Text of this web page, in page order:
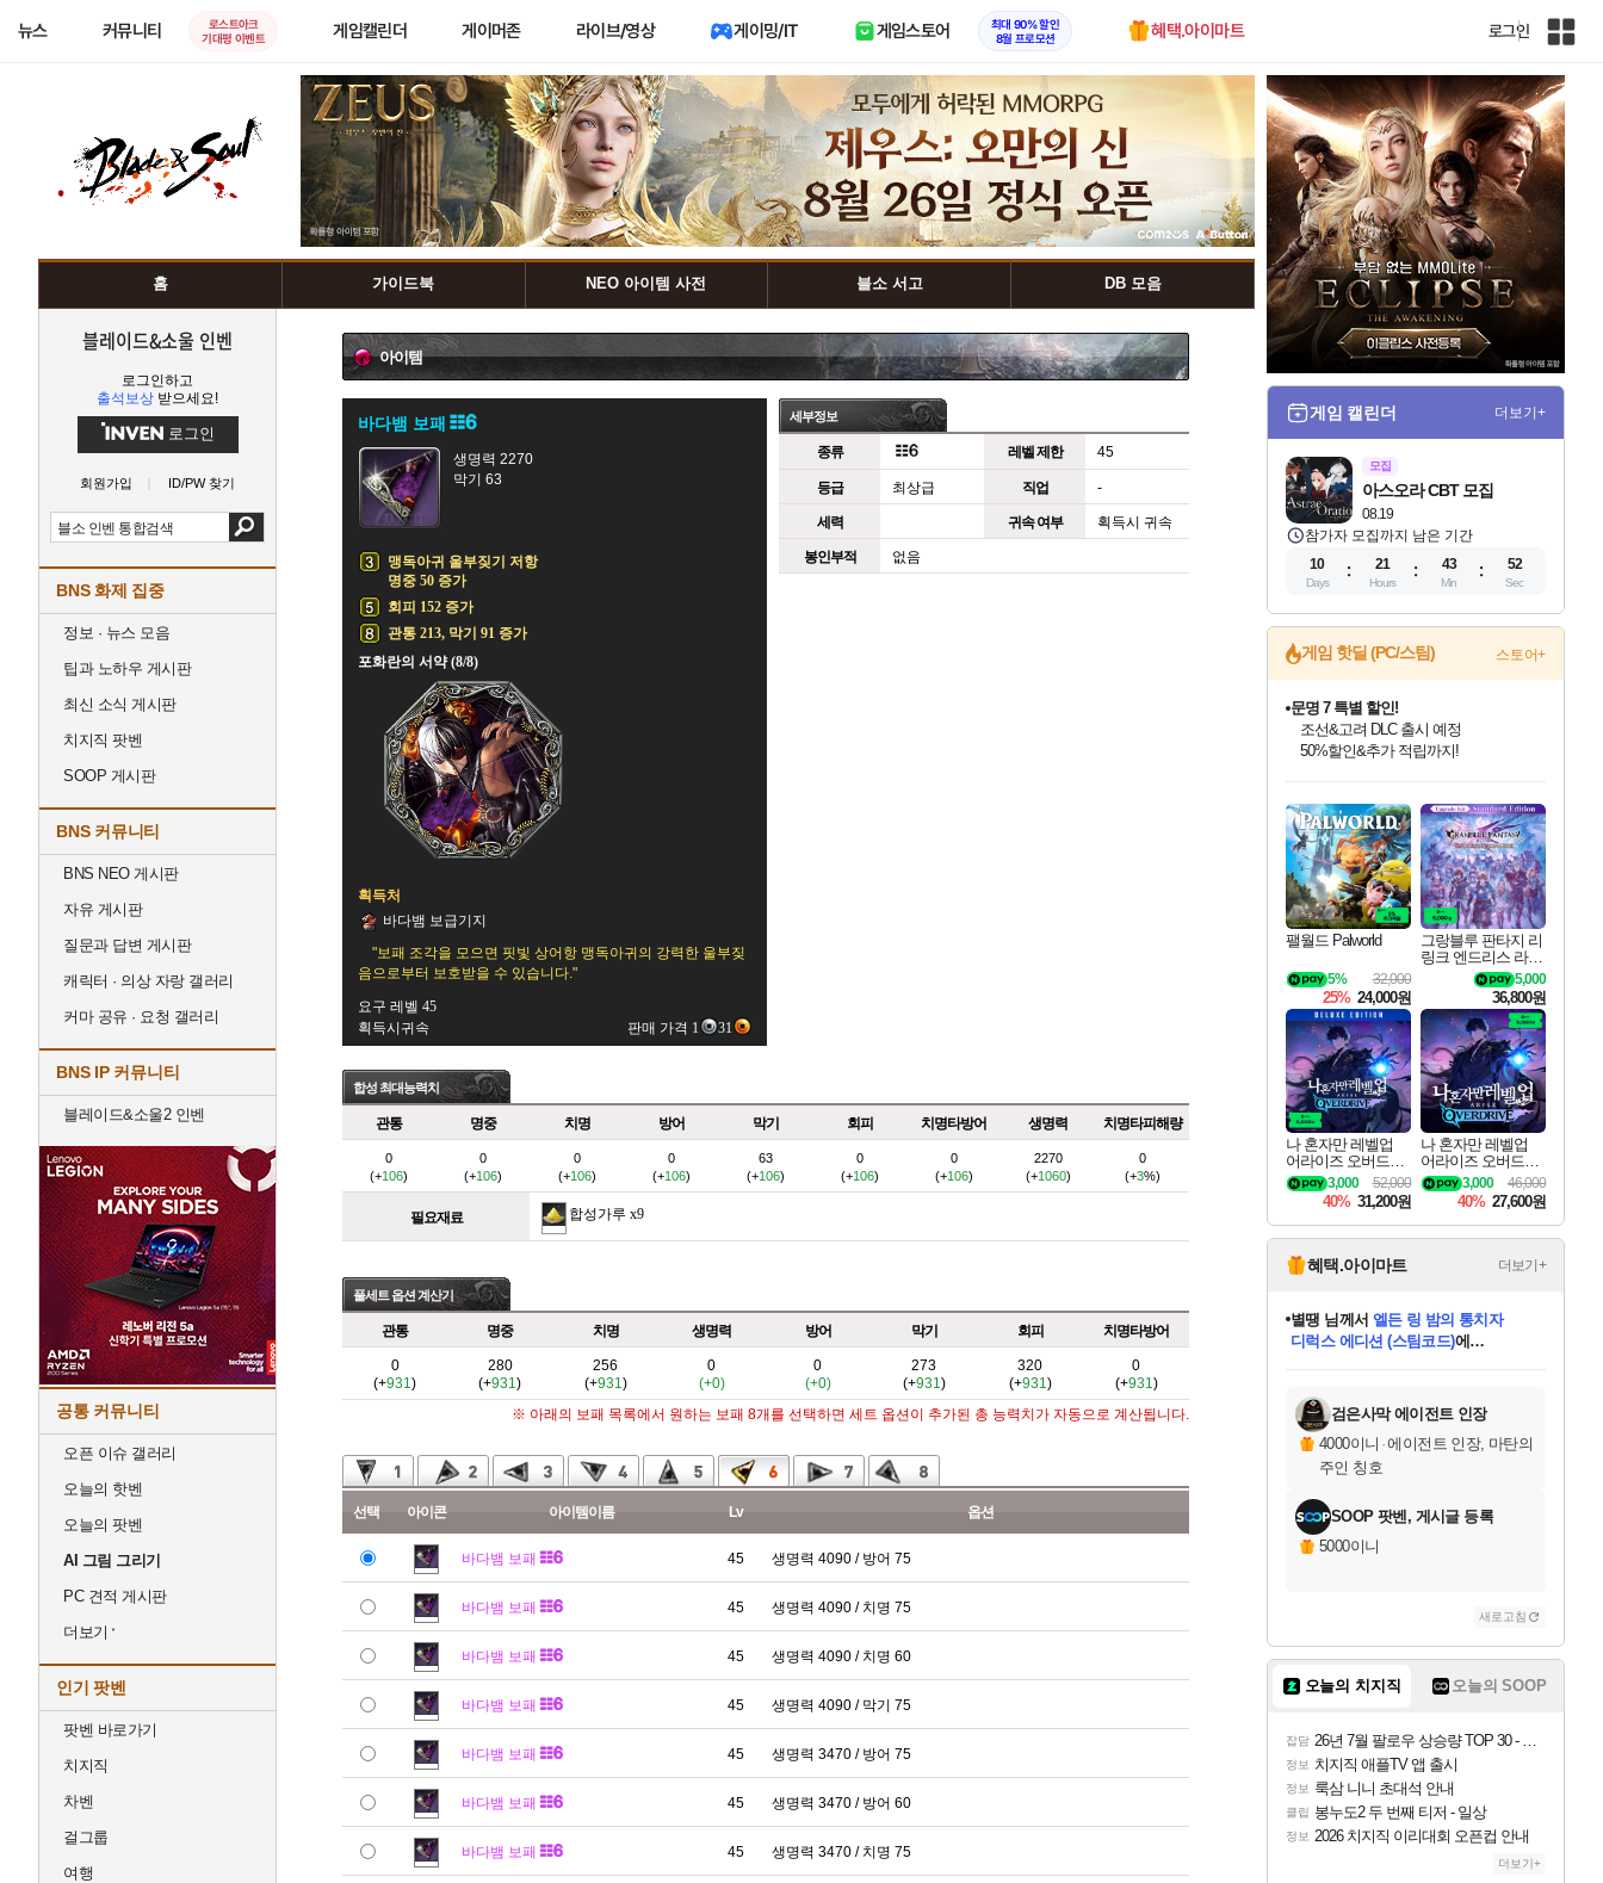
뉴스 커뮤니티
로스트아크
기대평 이벤트
게임캘린더 게이머존 라이브/영상 게이밍/IT 게임스토어
최대 90% 할인
8월 프로모션
혜택.아이마트 로그인
인
전
체
사
이
트
맵
홈 가이드북 NEO 아이템 사전 블소 서고 DB 모음
블레이드&소울 인벤
로그인하고
출석보상 받으세요!
로그인
회원가입 ID/PW 찾기
BNS 화제 집중
정보 · 뉴스 모음
팁과 노하우 게시판
최신 소식 게시판
치지직 팟벤
SOOP 게시판
BNS 커뮤니티
BNS NEO 게시판
자유 게시판
질문과 답변 게시판
캐릭터 · 의상 자랑 갤러리
커마 공유 · 요청 갤러리
BNS IP 커뮤니티
블레이드&소울2 인벤
공통 커뮤니티
오픈 이슈 갤러리
오늘의 핫벤
오늘의 팟벤
AI 그림 그리기
PC 견적 게시판
더보기
인기 팟벤
팟벤 바로가기
치지직
차벤
걸그룹
여행
아이템
바다뱀 보패
생명력 2270
막기 63
맹독아귀 울부짖기 저항
명중 50 증가
회피 152 증가
관통 213, 막기 91 증가
포화란의 서약 (8/8)
획득처
바다뱀 보급기지
"보패 조각을 모으면 핏빛 상어항 맹독아귀의 강력한 울부짖
음으로부터 보호받을 수 있습니다."
요구 레벨 45
획득시귀속
판매 가격 1 31
세부정보
종류 레벨 제한 45
등급 최상급 직업 -
세력 귀속 여부 획득시 귀속
봉인부적 없음
합성 최대능력치
관통 명중 치명 방어 막기 회피 치명타방어 생명력 치명타피해량
0
(+106)
0
(+106)
0
(+106)
0
(+106)
63
(+106)
0
(+106)
0
(+106)
2270
(+1060)
0
(+3%)
필요재료 합성가루 x9
풀세트 옵션 계산기
관통 명중 치명 생명력 방어 막기 회피 치명타방어
0
(+931)
280
(+931)
256
(+931)
0
(+0)
0
(+0)
273
(+931)
320
(+931)
0
(+931)
※ 아래의 보패 목록에서 원하는 보패 8개를 선택하면 세트 옵션이 추가된 총 능력치가 자동으로 계산됩니다.
선택 아이콘 아이템이름 Lv 옵션
바다뱀 보패 45 생명력 4090 / 방어 75
바다뱀 보패 45 생명력 4090 / 치명 75
바다뱀 보패 45 생명력 4090 / 치명 60
바다뱀 보패 45 생명력 4090 / 막기 75
바다뱀 보패 45 생명력 3470 / 방어 75
바다뱀 보패 45 생명력 3470 / 방어 60
바다뱀 보패 45 생명력 3470 / 치명 75
게임 캘린더 더보기+
모집
08.19
아스오라 CBT 모집
참가자 모집까지 남은 기간
10
Days
21
Hours
43
Min
51
Sec
게임 핫딜 (PC/스팀) 스토어+
최대 90% 할인가를 만나보세요!
네이버혜택과 함께 만나보세요!
문명 7 특별 할인!
조선&고려 DLC 출시 예정
50%할인&추가 적립까지!
네이버 포인트 혜택까지!
이니&베니 혜택까지!
네이버 혜택가와 함께 예약하세요!
할인&네이버혜택으로 만나보세요!
네이버페이 혜택과 만나보세요!
40주년 프로모션으로 만나보세요!
할인가에 만나보세요!
일부 에디션 상시 할인!
혜택으로 예약 판매 중
편안하게 충전하세요
팰월드 Palworld
32,000
5%
25% 24,000원
그랑블루 판타지 리
링크 엔드리스 라그
나로크 업그레이드
킷 Granblue Fantasy
Relink Endless Ragn
arok Upgrade Kit DL
C
5,000
36,800원
나 혼자만 레벨업
어라이즈 오버드라
이브 디럭스 에디션
Solo Leveling Arise
Overdrive Deluxe Edi
tion
52,000
3,000
40% 31,200원
나 혼자만 레벨업
어라이즈 오버드라
이브 Solo Leveling A
rise
46,000
3,000
40% 27,600원
혜택.아이마트 더보기+
교환.
별땡 님께서 엘든 링 밤의 통치자
디럭스 에디션 (스팀코드)에
당첨되셨습니다.
당첨되셨습니다.
당첨되셨습니다.
당첨되셨습니다.
당첨되셨습니다.
당첨되셨습니다.
에디션 (스팀코드)를 교환.
당첨되셨습니다.
검은사막 에이전트 인장
4000이니 ·에이전트 인장, 마탄의
주인 칭호
SOOP 팟벤, 게시글 등록
5000이니
새로고침
오늘의 치지직 오늘의 SOOP
잡담 26년 7월 팔로우 상승량 TOP 30 - 월간 치지직
정보 치지직 애플TV 앱 출시
정보 룩삼 니니 초대석 안내
클립 봉누도2 두 번째 티저 - 일상
정보 2026 치지직 이리대회 오픈컵 안내
더보기+